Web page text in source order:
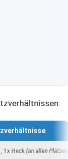
1x Heck (an allen